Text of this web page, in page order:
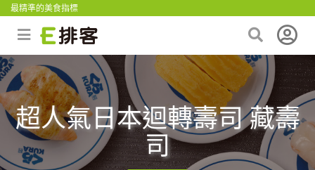
最精準的美食指標
超人氣日本迴轉壽司 藏壽
司